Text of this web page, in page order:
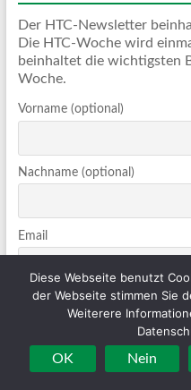
Der HTC-Newsletter
Die HTC-Woche wird
beinhaltet die wichtigsten
Woche.
Vorname (optional)
Nachname (optional)
Email
Die HTC-Woche
Indem Du fortfährst,
Diese Webseite benutzt
der Webseite stimmen Sie
Weiterere
OK
Nein